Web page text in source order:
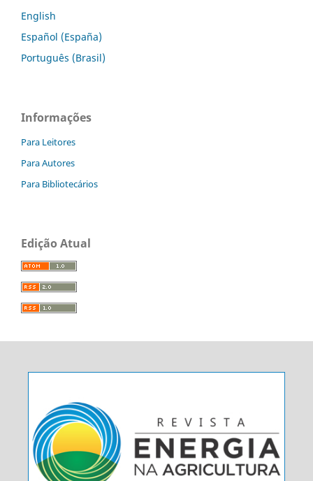
English
Español (España)
Português (Brasil)
Informações
Para Leitores
Para Autores
Para Bibliotecários
Edição Atual